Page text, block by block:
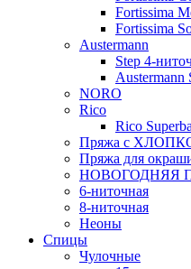
Fortissima
Fortissima
Austermann
Step 4-
Austermann
NORO
Rico
Rico
Пряжа с
Пряжа для
НОВОГОДНЯЯ
6-ниточная
8-ниточная
Неоны
Спицы
Чулочные